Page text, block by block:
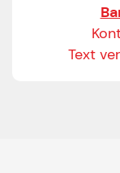
Text